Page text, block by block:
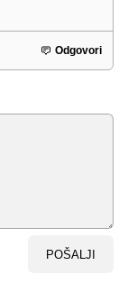
Odgovori
POŠALJI